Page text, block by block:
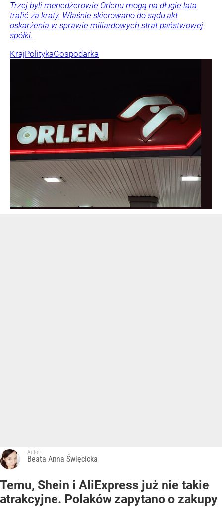
Trzej byli menedżerowie Orlenu mogą na długie lata
trafić za kraty. Właśnie skierowano do sądu akt
oskarżenia w sprawie miliardowych strat państwowej
spółki.
KrajPolitykaGospodarka
Autor:
Beata Anna Święcicka
Temu, Shein i AliExpress już nie takie
atrakcyjne. Polaków zapytano o zakupy